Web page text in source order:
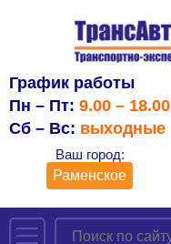
График работы
Пн – Пт: 9.00 – 18.00
Сб – Вс: выходные
Ваш город:
Раменское